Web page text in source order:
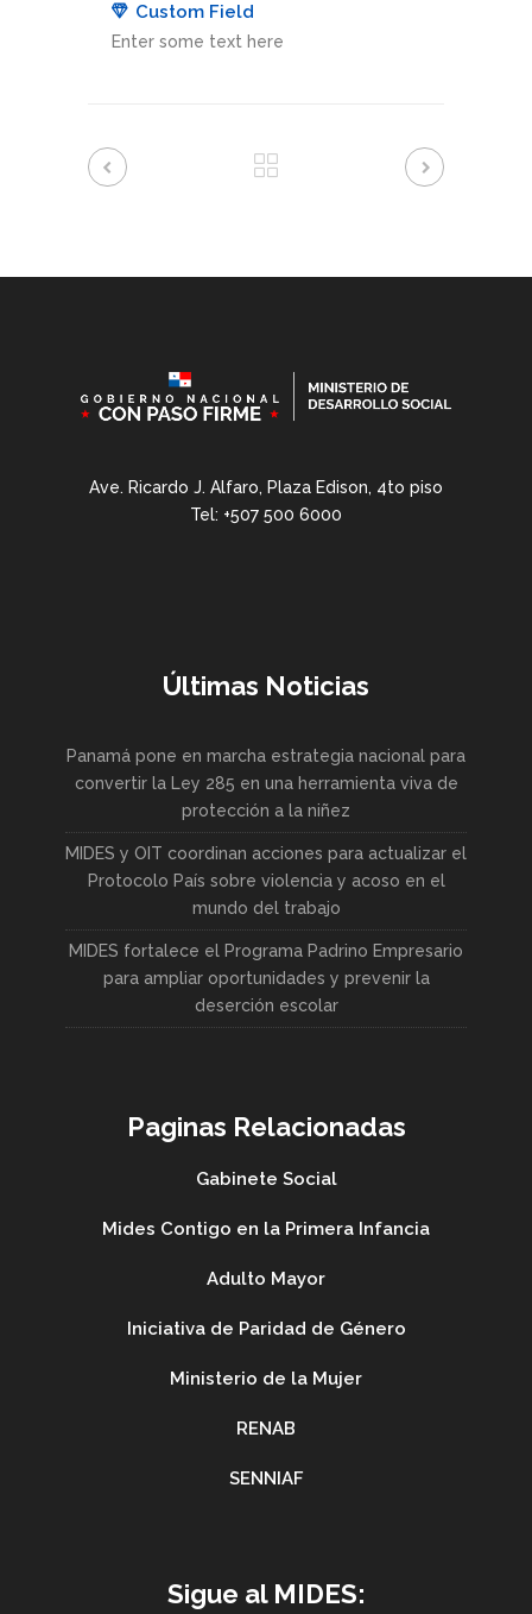
Custom Field
Enter some text here
Ave. Ricardo J. Alfaro, Plaza Edison, 4to piso
Tel: +507 500 6000
Últimas Noticias
Panamá pone en marcha estrategia nacional para
convertir la Ley 285 en una herramienta viva de
protección a la niñez
MIDES y OIT coordinan acciones para actualizar el
Protocolo País sobre violencia y acoso en el
mundo del trabajo
MIDES fortalece el Programa Padrino Empresario
para ampliar oportunidades y prevenir la
deserción escolar
Paginas Relacionadas
Gabinete Social
Mides Contigo en la Primera Infancia
Adulto Mayor
Iniciativa de Paridad de Género
Ministerio de la Mujer
RENAB
SENNIAF
Sigue al MIDES: